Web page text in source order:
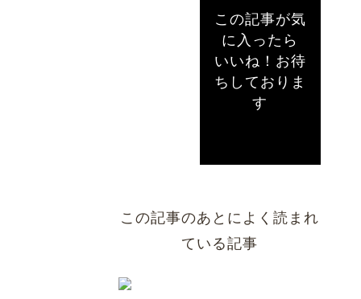
この記事が気
に入ったら
いいね！お待
ちしておりま
す
この記事のあとによく読まれ
ている記事